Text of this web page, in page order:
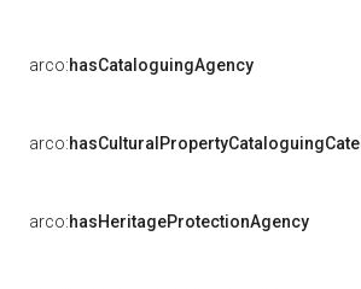
arco:hasCataloguingAgency
arco:
arco:hasHeritageProtectionAgency